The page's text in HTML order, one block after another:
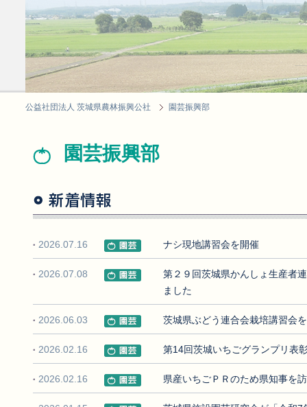
公益社団法人 茨城県農林振興公社 園芸振興部
園芸振興部
2026.07.16 ナシ現地講習会を開催
2026.07.08
第２９回茨城県かんしょ生産者
ました
2026.06.03 茨城県ぶどう連合会栽培講習会
2026.02.16 第14回茨城いちごグランプリ表
2026.02.16 県産いちごＰＲのため県知事を